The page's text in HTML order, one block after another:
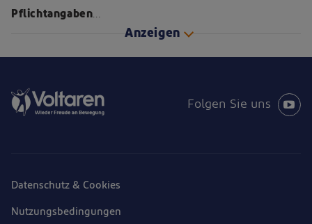
zu
Pflichtangaben
Anzeigen
Datenschutz & Cookies
Nutzungsbedingungen
Folgen Sie uns